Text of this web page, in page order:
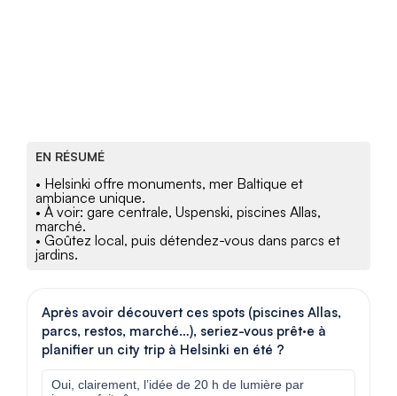
EN RÉSUMÉ
• Helsinki offre monuments, mer Baltique et
ambiance unique.
• À voir: gare centrale, Uspenski, piscines Allas,
marché.
• Goûtez local, puis détendez-vous dans parcs et
jardins.
Après avoir découvert ces spots (piscines Allas,
parcs, restos, marché…), seriez-vous prêt·e à
planifier un city trip à Helsinki en été ?
Oui, clairement, l’idée de 20 h de lumière par